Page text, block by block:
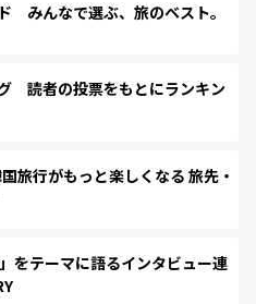
みんなで選ぶ、旅のベスト。
読者の投票をもとにランキン
行がもっと楽しくなる 旅先・
をテーマに語るインタビュー連